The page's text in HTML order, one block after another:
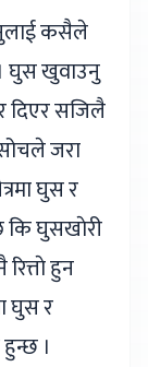
कसैले
। घुस खुवाउनु
दिएर सजिलै
जरा
घुस र
कि घुसखाेरी
रित्ताे हुन
घुस र
।